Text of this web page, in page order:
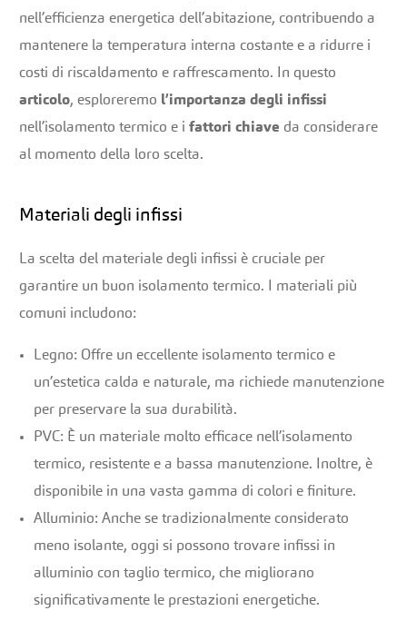
nell’efficienza energetica dell’abitazione, contribuendo a
mantenere la temperatura interna costante e a ridurre i
costi di riscaldamento e raffrescamento. In questo
articolo, esploreremo l’importanza degli infissi
nell’isolamento termico e ifattori chiave da considerare
al momento della loro scelta.
Materiali degli infissi
La scelta del materiale degli infissi è cruciale per
garantire un buon isolamento termico. I materiali più
comuni includono:
Legno: Offre un eccellente isolamento termico e
un’estetica calda e naturale, ma richiede manutenzione
per preservare la sua durabilità.
PVC: È un materiale molto efficace nell’isolamento
termico, resistente e a bassa manutenzione. Inoltre, è
disponibile in una vasta gamma di colori e finiture.
Alluminio: Anche se tradizionalmente considerato
meno isolante, oggi si possono trovare infissi in
alluminio con taglio termico, che migliorano
significativamente le prestazioni energetiche.